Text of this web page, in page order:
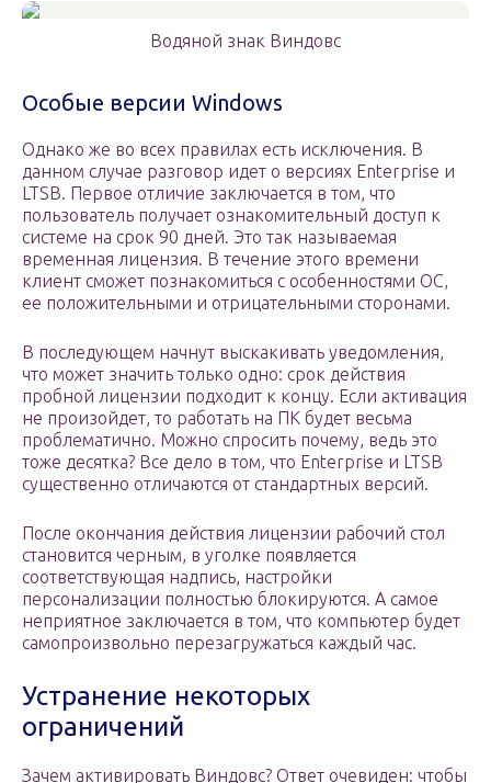
Водяной знак Виндовс
Особые версии Windows
Однако же во всех правилах есть исключения. В
данном случае разговор идет о версиях Enterprise и
LTSB. Первое отличие заключается в том, что
пользователь получает ознакомительный доступ к
системе на срок 90 дней. Это так называемая
временная лицензия. В течение этого времени
клиент сможет познакомиться с особенностями ОС,
ее положительными и отрицательными сторонами.
В последующем начнут выскакивать уведомления,
что может значить только одно: срок действия
пробной лицензии подходит к концу. Если активация
не произойдет, то работать на ПК будет весьма
проблематично. Можно спросить почему, ведь это
тоже десятка? Все дело в том, что Enterprise и LTSB
существенно отличаются от стандартных версий.
После окончания действия лицензии рабочий стол
становится черным, в уголке появляется
соответствующая надпись, настройки
персонализации полностью блокируются. А самое
неприятное заключается в том, что компьютер будет
самопроизвольно перезагружаться каждый час.
Устранение некоторых
ограничений
Зачем активировать Виндовс? Ответ очевиден: чтобы